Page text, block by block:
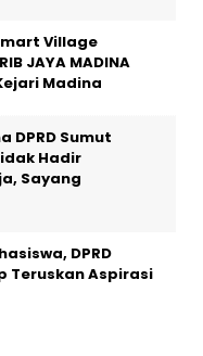
Village
JAYA MADINA
Madina
DPRD Sumut
Hadir
Sayang
DPRD
Teruskan Aspirasi